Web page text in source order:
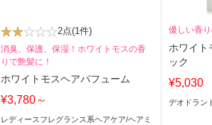
2点(1件)
消臭、保護、保湿！ホワイトモスの香
りで艶髪に！
ホワイトモスヘアパフューム
¥3,780～
レディースフレグランス系ヘアケア/ヘアミ
優しい香
ホワイト
ック
¥5,030
デオドラン